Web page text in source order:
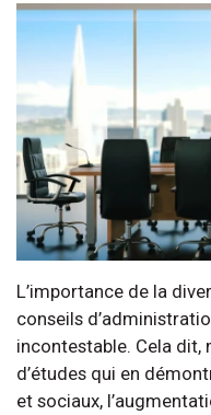
L’importance de la
conseils
incontestable. Cela
d’études qui en
et sociaux,